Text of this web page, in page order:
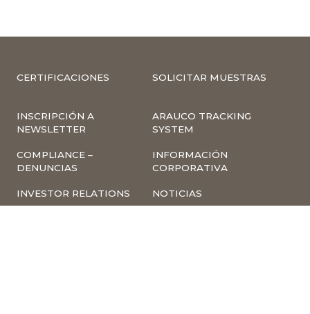
CERTIFICACIONES SOLICITAR MUESTRAS
INSCRIPCIÓN A
NEWSLETTER
ARAUCO TRACKING
SYSTEM
COMPLIANCE –
DENUNCIAS
INFORMACIÓN
CORPORATIVA
INVESTOR RELATIONS NOTICIAS